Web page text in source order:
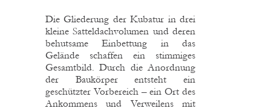
Die Gliederung der Kubatur in drei
kleine Satteldachvolumen und deren
behutsame Einbettung in das
Gelände schaffen ein stimmiges
Gesamtbild. Durch die Anordnung
der Baukörper entsteht ein
geschützter Vorbereich – ein Ort des
Ankommens und Verweilens mit